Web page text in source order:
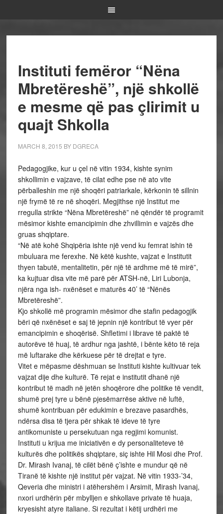
Instituti femëror “Nëna
Mbretëreshë”, një shkollë
e mesme që pas çlirimit u
quajt Shkolla
MARCH 8, 2015 BY DGRECA
Pedagogjike, kur u çel në vitin 1934, kishte synim
shkollimin e vajzave, të cilat edhe pse në ato vite
përballeshin me një shoqëri patriarkale, kërkonin të sillnin
një frymë të re në shoqëri. Megjithse një Institut me
rregulla strikte “Nëna Mbretëreshë” në qëndër të programit
mësimor kishte emancipimin dhe zhvillimin e vajzës dhe
gruas shqiptare.
“Në atë kohë Shqipëria ishte një vend ku femrat ishin të
mbuluara me ferexhe. Në këtë kushte, vajzat e Institutit
thyen tabutë, mentalitetin, për një të ardhme më të mirë”,
ka kujtuar disa vite më parë për ATSH-në, Liri Lubonja,
njëra nga ish- nxënëset e maturës 40’ të “Nënës
Mbretëreshë”.
Kjo shkollë më programin mësimor dhe stafin pedagogjik
bëri që nxënëset e saj të jepnin një kontribut të vyer për
emancipimin e shoqërisë. Shfletimi i librave të paktë të
autorëve të huaj, të ardhur nga jashtë, i bënte këto të reja
më luftarake dhe kërkuese për të drejtat e tyre.
Vitet e mëpasme dëshmuan se Instituti kishte kultivuar tek
vajzat dije dhe kulturë. Të rejat e institutit dhanë një
kontribut të madh në jetën shoqërore dhe politike të vendit,
shumë prej tyre u bënë pjesëmarrëse aktive në luftë,
shumë kontribuan për edukimin e brezave pasardhës,
ndërsa disa të tjera për shkak të ideve të tyre
antikomuniste u persekutuan nga regjimi komunist.
Instituti u krijua me iniciativën e dy personaliteteve të
kulturës dhe politikës shqiptare, siç ishte Hil Mosi dhe Prof.
Dr. Mirash Ivanaj, të cilët bënë ç’ishte e mundur që në
Tiranë të kishte një institut për vajzat. Në vitin 1933-’34,
Qeveria dhe ministri i atëhershëm i Arsimit, Mirash Ivanaj,
nxori urdhërin për mbylljen e shkollave private të huaja,
kryesisht atyre italiane. Si rezultat i këtij urdhëri me